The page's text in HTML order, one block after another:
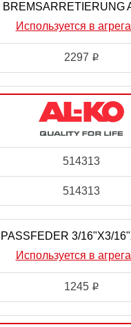
BREMSARRETIERUNG
Используется в
2297 i
514313
514313
PASSFEDER 3/16"X3/
Используется в
1245 i